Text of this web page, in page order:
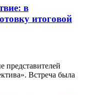
в
итоговой
представителей
Встреча была